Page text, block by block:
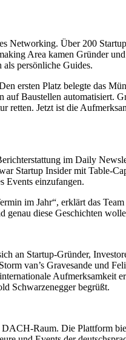
Networking. Über 200
Area kamen Gründer
persönliche Guides.
ersten Platz belegte das
auf Baustellen automatisiert.
retten. Jetzt ist die
im Daily
Startup Insider mit Table-
Events einzufangen.
im Jahr“, erklärt das
genau diese Geschichten
an Startup-Gründer,
van’s Gravesande und
Aufmerksamkeit
Schwarzenegger begrüßt.
Raum. Die Plattform